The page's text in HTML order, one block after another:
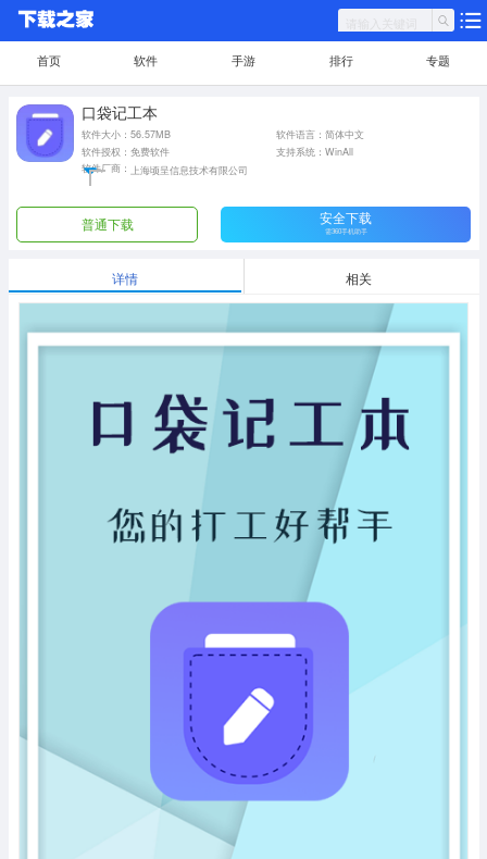
首页 软件 手游 排行 专题
口袋记工本
软件大小：56.57MB
软件语言：简体中文
软件授权：免费软件
支持系统：WinAll
软件厂商：
上海顷呈信息技术有限公司
普通下载 安全下载
需360手机助手
详情 相关